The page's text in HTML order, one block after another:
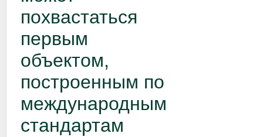
похвастаться
первым
объектом,
построенным по
международным
стандартам